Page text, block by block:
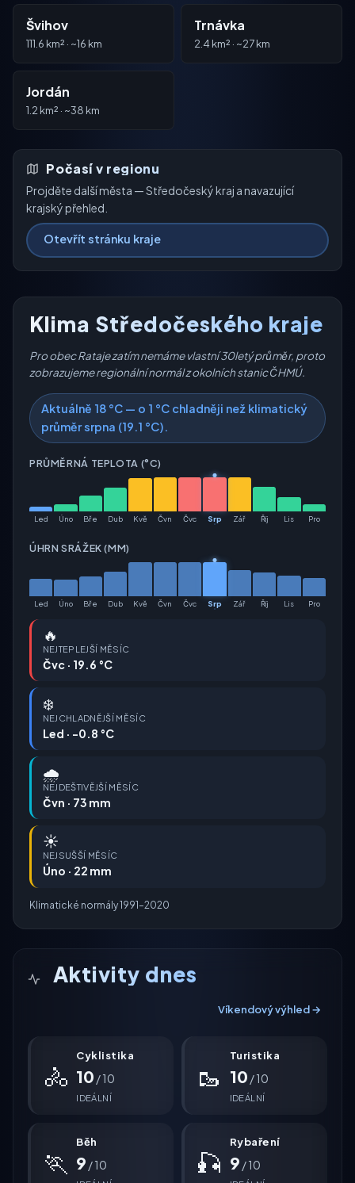
Švihov
111.6 km² · ~16 km
Trnávka
2.4 km² · ~27 km
Jordán
1.2 km² · ~38 km
Počasí v regionu
Projděte další města — Středočeský kraj a navazující
krajský přehled.
Otevřít stránku kraje
Klima Středočeského kraje
Pro obec Rataje zatím nemáme vlastní 30letý průměr, proto
zobrazujeme regionální normál z okolních stanic ČHMÚ.
Aktuálně 18 °C — o 1 °C chladněji než klimatický
průměr srpna (19.1 °C).
PRŮMĚRNÁ TEPLOTA (°C)
Led Úno Bře Dub Kvě Čvn Čvc Srp Zář Říj Lis Pro
ÚHRN SRÁŽEK (MM)
Led Úno Bře Dub Kvě Čvn Čvc Srp Zář Říj Lis Pro
🔥
NEJTEPLEJŠÍ MĚSÍC
Čvc · 19.6 °C
❄️
NEJCHLADNĚJŠÍ MĚSÍC
Led · -0.8 °C
🌧️
NEJDEŠTIVĚJŠÍ MĚSÍC
Čvn · 73 mm
☀️
NEJSUŠŠÍ MĚSÍC
Úno · 22 mm
Klimatické normály 1991–2020
Aktivity dnes
Víkendový výhled →
🚴
Cyklistika
10 / 10
IDEÁLNÍ
🥾
Turistika
10 / 10
IDEÁLNÍ
🏃
Běh
9 / 10 🎣
Rybaření
9 / 10